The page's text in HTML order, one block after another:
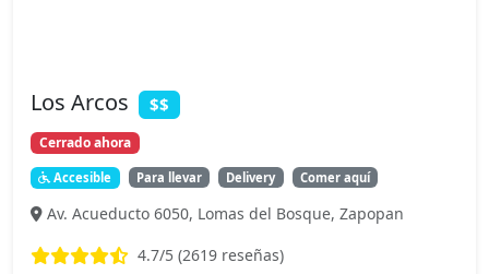
Los Arcos $$
Cerrado ahora
Accesible Para llevar Delivery Comer aquí
Av. Acueducto 6050, Lomas del Bosque, Zapopan
4.7/5 (2619 reseñas)